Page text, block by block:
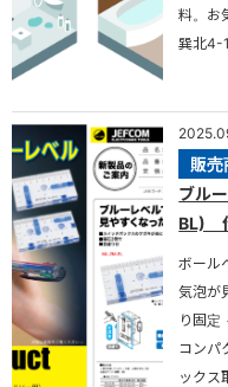
料。
巽北4-
販売
ブル
BL)
ボール
気泡が
り固定
コンパ
ックス